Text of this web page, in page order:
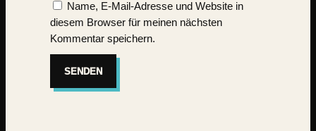
Name, E-Mail-Adresse und Website in
diesem Browser für meinen nächsten
Kommentar speichern.